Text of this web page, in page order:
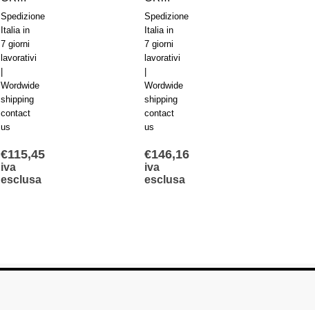
Spedizione
Italia in
7 giorni
lavorativi
Wordwide
shipping
contact
us
€115,45
iva
esclusa
Spedizione
Italia in
7 giorni
lavorativi
Wordwide
shipping
contact
us
€146,16
iva
esclusa